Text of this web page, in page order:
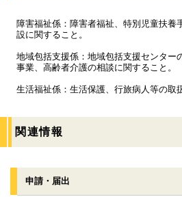
障害福祉係：障害者福祉、特別児童扶養
設に関すること。
地域包括支援係：地域包括支援センター
事業、高齢者介護の相談に関すること。
生活福祉係：生活保護、行旅病人等の取
関連情報
申請・届出